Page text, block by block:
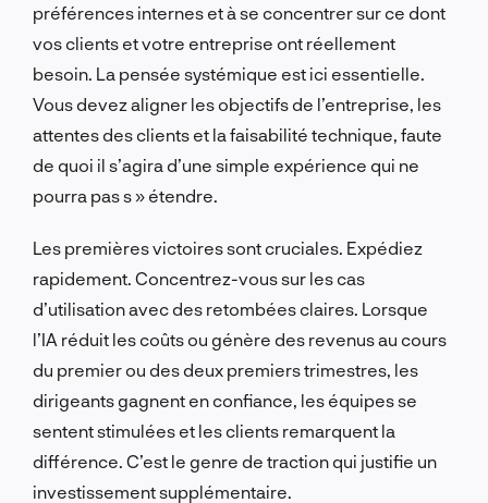
préférences internes et à se concentrer sur ce dont
vos clients et votre entreprise ont réellement
besoin. La pensée systémique est ici essentielle.
Vous devez aligner les objectifs de l’entreprise, les
attentes des clients et la faisabilité technique, faute
de quoi il s’agira d’une simple expérience qui ne
pourra pas s » étendre.
Les premières victoires sont cruciales. Expédiez
rapidement. Concentrez-vous sur les cas
d’utilisation avec des retombées claires. Lorsque
l’IA réduit les coûts ou génère des revenus au cours
du premier ou des deux premiers trimestres, les
dirigeants gagnent en confiance, les équipes se
sentent stimulées et les clients remarquent la
différence. C’est le genre de traction qui justifie un
investissement supplémentaire.